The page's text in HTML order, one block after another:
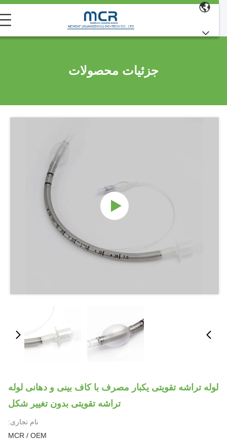
جزئیات محصولات
لوله تراشه تقویتی یکبار مصرف با کاف بینی و دهانی لوله
تراشه تقویتی بدون تغییر شکل
نام تجاری:
MCR / OEM